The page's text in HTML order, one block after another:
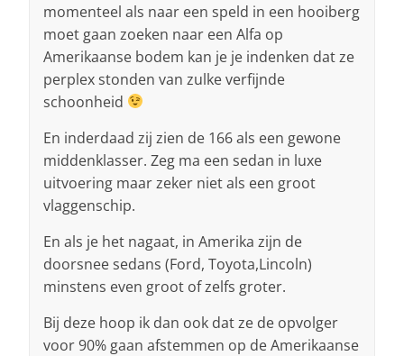
momenteel als naar een speld in een hooiberg
moet gaan zoeken naar een Alfa op
Amerikaanse bodem kan je je indenken dat ze
perplex stonden van zulke verfijnde
schoonheid
En inderdaad zij zien de 166 als een gewone
middenklasser. Zeg ma een sedan in luxe
uitvoering maar zeker niet als een groot
vlaggenschip.
En als je het nagaat, in Amerika zijn de
doorsnee sedans (Ford, Toyota,Lincoln)
minstens even groot of zelfs groter.
Bij deze hoop ik dan ook dat ze de opvolger
voor 90% gaan afstemmen op de Amerikaanse